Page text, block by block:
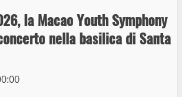
la Macao Youth Symphony
nella basilica di Santa
La Polizia di Stato arresta il ladro seriale
delle auto in sosta a Viterbo
10 Maggio 2023
Prorogata la mostra dei bozzetti di